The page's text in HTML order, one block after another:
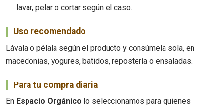
lavar, pelar o cortar según el caso.
Uso recomendado
Lávala o pélala según el producto y consúmela sola, en
macedonias, yogures, batidos, repostería o ensaladas.
Para tu compra diaria
En Espacio Orgánico lo seleccionamos para quienes